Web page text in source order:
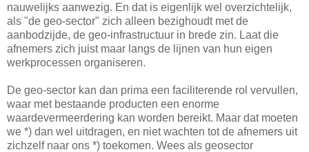
nauwelijks aanwezig. En dat is eigenlijk wel overzichtelijk,
als "de geo-sector" zich alleen bezighoudt met de
aanbodzijde, de geo-infrastructuur in brede zin. Laat die
afnemers zich juist maar langs de lijnen van hun eigen
werkprocessen organiseren.
De geo-sector kan dan prima een faciliterende rol vervullen,
waar met bestaande producten een enorme
waardevermeerdering kan worden bereikt. Maar dat moeten
we *) dan wel uitdragen, en niet wachten tot de afnemers uit
zichzelf naar ons *) toekomen. Wees als geosector